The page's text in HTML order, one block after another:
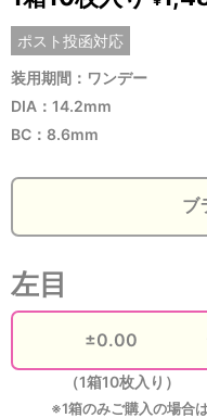
ポスト投函対応
装用期間：ワンデー
DIA：14.2mm
BC：8.6mm
左目
（1箱10枚入り）
※1箱のみご購入の場合